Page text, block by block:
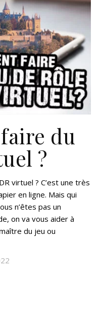
du
?
virtuel ? C’est une très
en ligne. Mais qui
n’êtes pas un
on va vous aider à
du jeu ou